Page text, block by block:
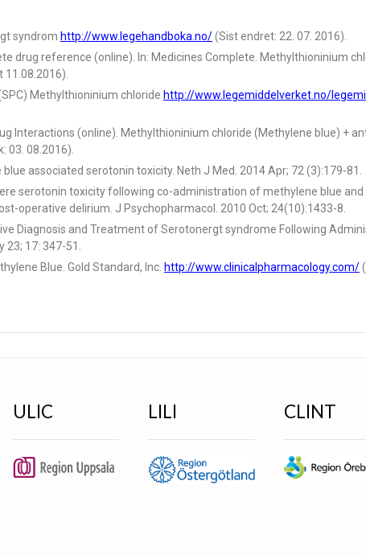
syndrom http://www.legehandboka.no/(Sist endret: 22. 07. 2016).
drug reference (online). In: Medicines Complete. Methylthioninium
11.08.2016).
Methylthioninium chloride http://www.legemiddelverket.no/
Interactions (online). Methylthioninium chloride (Methylene blue) +
03. 08.2016).
associated serotonin toxicity. Neth J Med. 2014 Apr; 72 (3):179-81.
serotonin toxicity following co-administration of methylene blue
operative delirium. J Psychopharmacol. 2010 Oct; 24(10):1433-8.
Diagnosis and Treatment of Serotonergt syndrome Following
17: 347-51.
Blue. Gold Standard, Inc. http://www.clinicalpharmacology.com/
ULIC LILI CLINT